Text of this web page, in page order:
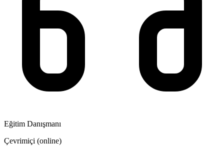
Eğitim Danışmanı
Çevrimiçi (online)